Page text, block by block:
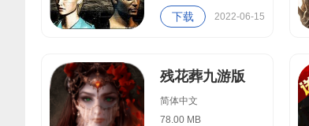
下载 2022-06-15
残花葬九游版
简体中文
78.00 MB